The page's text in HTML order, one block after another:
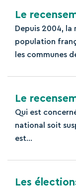
Le
Depuis 2004, la
population
les communes
Le
Qui est
national soit
est...
Les